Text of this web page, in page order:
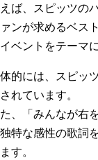
ば、スピッツの
ンが求めるベス
ベントをテーマ
的には、スピッ
れています。
た、「みんなが右
特な感性の歌詞
す。